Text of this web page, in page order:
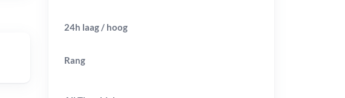
24h laag / hoog
Rang